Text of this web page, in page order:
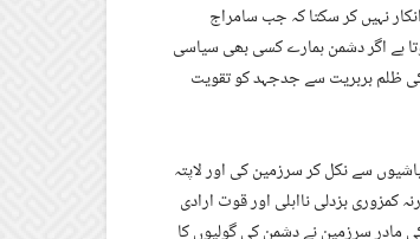
نہیں کر سکتا کہ جب سامراج
ہے اگر دشمن ہمارے کسی بھی سیاسی
کی ظلم بربریت سے جدجہد کو تقویت
سے نکل کر سرزمین کی اور لاپتہ
کمزوری بزدلی نااہلی اور قوت ارادی